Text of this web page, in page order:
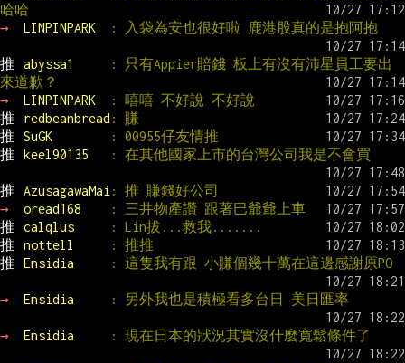
哈哈
→
LINPINPARK : 入袋為安也很好啦 鹿港股真的是抱阿抱
推 abyssa1
: 只有Appier賠錢 板上有沒有沛星員工要出
來道歉？
→
LINPINPARK
: 嘻嘻 不好說 不好說
推
redbeanbread : 賺
推
SuGK
: 00955仔友情推
推
keel90135 : 在其他國家上市的台灣公司我是不會買
推 AzusagawaMai : 推 賺錢好公司
→
oread168
: 三井物產讚 跟著巴爺爺上車
推
calqlus
: Lin拔...救我.......
推
nottell
: 推推
推
Ensidia : 這隻我有跟 小賺個幾十萬在這邊感謝原PO
→ Ensidia : 另外我也是積極看多台日 美日匯率
→ Ensidia : 現在日本的狀況其實沒什麼寬鬆條件了